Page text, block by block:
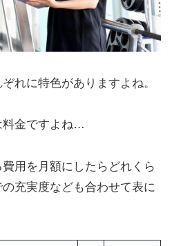
れに特色がありますよね。
料金ですよね…
用を月額にしたらどれくら
充実度なども合わせて表に